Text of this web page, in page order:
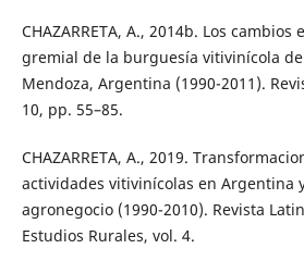
CHAZARRETA, A., 2014b. Los
gremial de la burguesía vitivinícola
Mendoza, Argentina (1990-2011).
10, pp. 55–85.
CHAZARRETA, A., 2019.
actividades vitivinícolas en Argentina
agronegocio (1990-2010). Revista
Estudios Rurales, vol. 4.